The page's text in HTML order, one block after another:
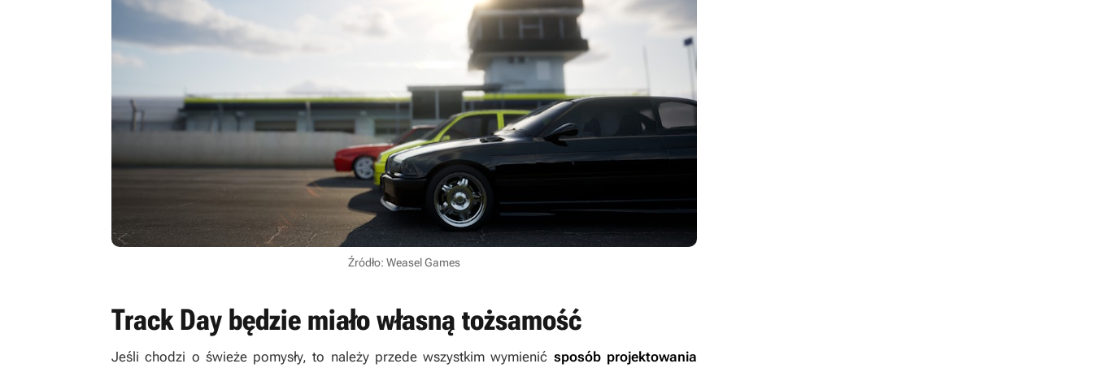
Źródło: Weasel Games
Track Day będzie miało własną tożsamość
Jeśli chodzi o świeże pomysły, to należy przede wszystkim wymienić sposób projektowania